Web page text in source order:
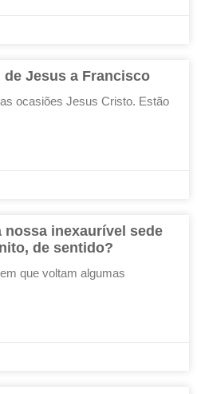
de Jesus a Francisco
ocasiões Jesus Cristo. Estão
nossa inexaurível sede
de sentido?
que voltam algumas